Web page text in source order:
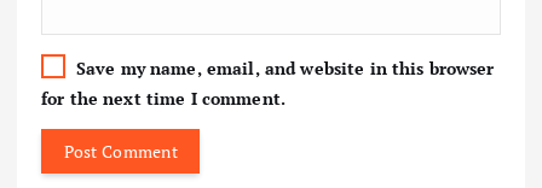
Save my name, email, and website in this browser
for the next time I comment.